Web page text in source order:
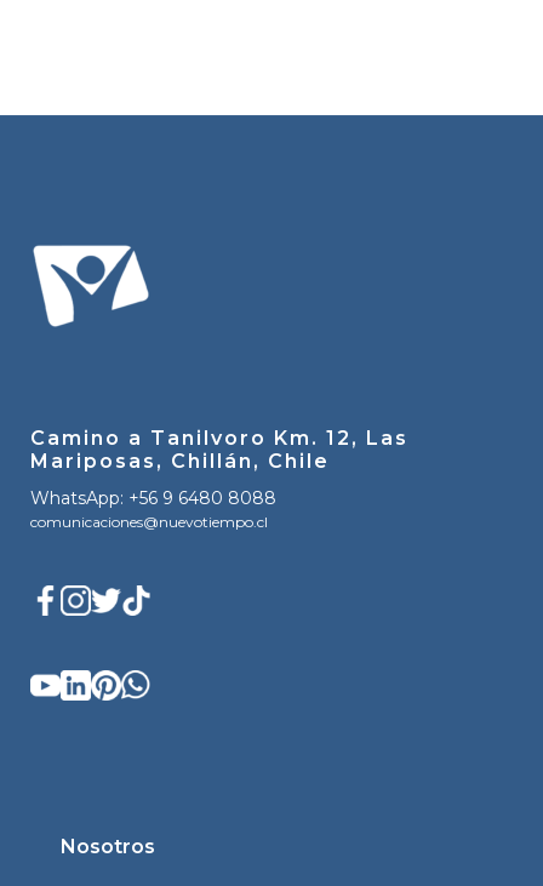
Camino a Tanilvoro Km. 12, Las
Mariposas, Chillán, Chile
WhatsApp: +56 9 6480 8088
comunicaciones@nuevotiempo.cl
Nosotros